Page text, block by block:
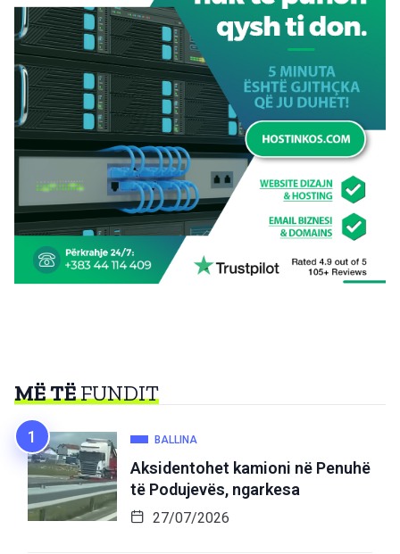
MË TËFUNDIT
BALLINA
Aksidentohet kamioni në Penuhë
të Podujevës, ngarkesa
27/07/2026